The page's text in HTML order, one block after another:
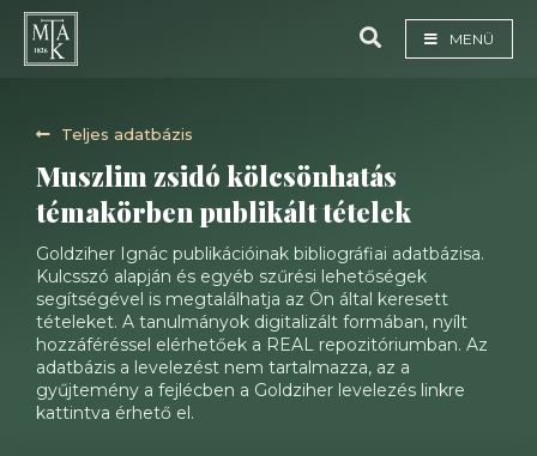
MENÜ
Teljes adatbázis
Muszlim zsidó kölcsönhatás
témakörben publikált tételek
Goldziher Ignác publikációinak bibliográfiai adatbázisa.
Kulcsszó alapján és egyéb szűrési lehetőségek
segítségével is megtalálhatja az Ön által keresett
tételeket. A tanulmányok digitalizált formában, nyílt
hozzáféréssel elérhetőek a REAL repozitóriumban. Az
adatbázis a levelezést nem tartalmazza, az a
gyűjtemény a fejlécben a Goldziher levelezés linkre
kattintva érhető el.